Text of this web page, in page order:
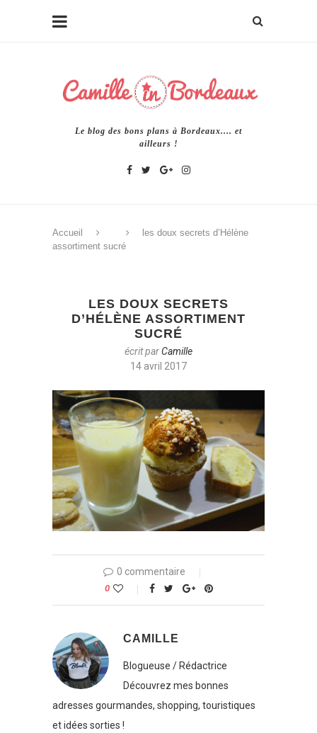
Le blog des bons plans à Bordeaux.... et
ailleurs !
Accueil
les doux secrets d’Hélène
assortiment sucré
LES DOUX SECRETS
D’HÉLÈNE ASSORTIMENT
SUCRÉ
écrit parCamille
14 avril 2017
0 commentaire
0
CAMILLE
Blogueuse / Rédactrice
Découvrez mes bonnes
adresses gourmandes, shopping, touristiques
et idées sorties !